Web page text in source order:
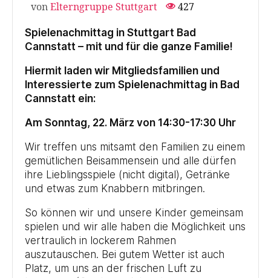
von Elterngruppe Stuttgart 427
Spielenachmittag in Stuttgart Bad
Cannstatt – mit und für die ganze Familie!
Hiermit laden wir Mitgliedsfamilien und
Interessierte zum Spielenachmittag in Bad
Cannstatt ein:
Am Sonntag, 22. März von 14:30-17:30 Uhr
Wir treffen uns mitsamt den Familien zu einem
gemütlichen Beisammensein und alle dürfen
ihre Lieblingsspiele (nicht digital), Getränke
und etwas zum Knabbern mitbringen.
So können wir und unsere Kinder gemeinsam
spielen und wir alle haben die Möglichkeit uns
vertraulich in lockerem Rahmen
auszutauschen. Bei gutem Wetter ist auch
Platz, um uns an der frischen Luft zu